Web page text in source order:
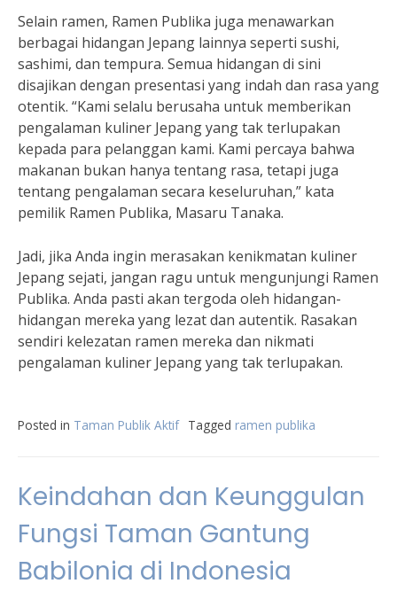
Selain ramen, Ramen Publika juga menawarkan
berbagai hidangan Jepang lainnya seperti sushi,
sashimi, dan tempura. Semua hidangan di sini
disajikan dengan presentasi yang indah dan rasa yang
otentik. “Kami selalu berusaha untuk memberikan
pengalaman kuliner Jepang yang tak terlupakan
kepada para pelanggan kami. Kami percaya bahwa
makanan bukan hanya tentang rasa, tetapi juga
tentang pengalaman secara keseluruhan,” kata
pemilik Ramen Publika, Masaru Tanaka.
Jadi, jika Anda ingin merasakan kenikmatan kuliner
Jepang sejati, jangan ragu untuk mengunjungi Ramen
Publika. Anda pasti akan tergoda oleh hidangan-
hidangan mereka yang lezat dan autentik. Rasakan
sendiri kelezatan ramen mereka dan nikmati
pengalaman kuliner Jepang yang tak terlupakan.
Posted in Taman Publik Aktif Tagged ramen publika
Keindahan dan Keunggulan
Fungsi Taman Gantung
Babilonia di Indonesia